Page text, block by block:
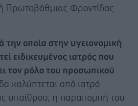
Πρωτοβάθμιας Φροντίδας
την οποία στην υγειονομική
ειδικευμένος ιατρός που
τον ρόλο του προσωπικού
καλύπτεται από ιατρό
υπαίθρου, η παραπομπή του